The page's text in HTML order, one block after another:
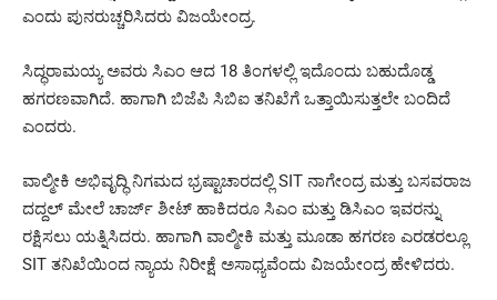
ಎಂದು ಪುನರುಚ್ಚರಿಸಿದರು ವಿಜಯೇಂದ್ರ.
ಸಿದ್ಧರಾಮಯ್ಯ ಅವರು ಸಿಎಂ ಆದ 18 ತಿಂಗಳಲ್ಲಿ ಇದೊಂದು ಬಹುದೊಡ್ಡ
ಹಗರಣವಾಗಿದೆ. ಹಾಗಾಗಿ ಬಿಜೆಪಿ ಸಿಬಿಐ ತನಿಖೆಗೆ ಒತ್ತಾಯಿಸುತ್ತಲೇ ಬಂದಿದೆ
ಎಂದರು.
ವಾಲ್ಮೀಕಿ ಅಭಿವೃದ್ಧಿ ನಿಗಮದ ಭ್ರಷ್ಟಾಚಾರದಲ್ಲಿ SIT ನಾಗೇಂದ್ರ ಮತ್ತು ಬಸವರಾಜ
ದದ್ದಲ್ ಮೇಲೆ ಚಾರ್ಜ್ ಶೀಟ್ ಹಾಕಿದರೂ ಸಿಎಂ ಮತ್ತು ಡಿಸಿಎಂ ಇವರನ್ನು
ರಕ್ಷಿಸಲು ಯತ್ನಿಸಿದರು. ಹಾಗಾಗಿ ವಾಲ್ಮೀಕಿ ಮತ್ತು ಮೂಡಾ ಹಗರಣ ಎರಡರಲ್ಲೂ
SIT ತನಿಖೆಯಿಂದ ನ್ಯಾಯ ನಿರೀಕ್ಷೆ ಅಸಾಧ್ಯವೆಂದು ವಿಜಯೇಂದ್ರ ಹೇಳಿದರು.